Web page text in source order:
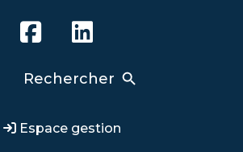
Espace gestion